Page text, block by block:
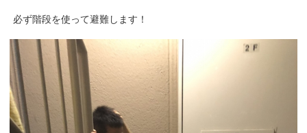
必ず階段を使って避難します！